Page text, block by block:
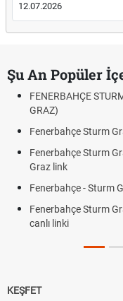
12.07.2026
Şu An Popüler
FENERBAHÇE
GRAZ)
Fenerbahçe Sturm
Fenerbahçe Sturm
Graz link
Fenerbahçe - Sturm
Fenerbahçe Sturm
canlı linki
KEŞFET